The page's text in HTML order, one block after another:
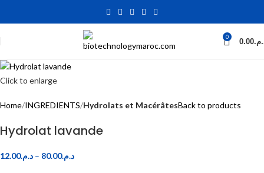
0 0.00
Click to enlarge
Home INGREDIENTS Hydrolats et MacérâtesBack to products
Hydrolat lavande
د.م.12.00 – د.م.80.00